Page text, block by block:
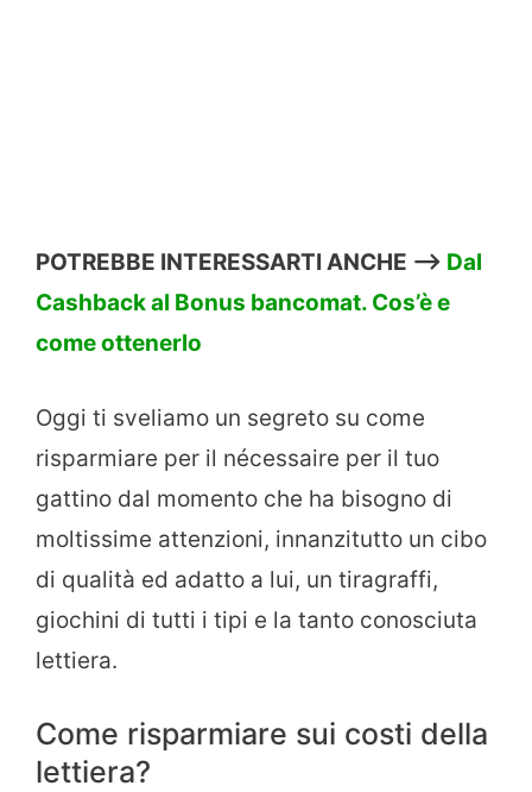
POTREBBE INTERESSARTI ANCHE —-> Dal
Cashback al Bonus bancomat. Cos’è e
come ottenerlo
Oggi ti sveliamo un segreto su come
risparmiare per il nécessaire per il tuo
gattino dal momento che ha bisogno di
moltissime attenzioni, innanzitutto un cibo
di qualità ed adatto a lui, un tiragraffi,
giochini di tutti i tipi e la tanto conosciuta
lettiera.
Come risparmiare sui costi della
lettiera?